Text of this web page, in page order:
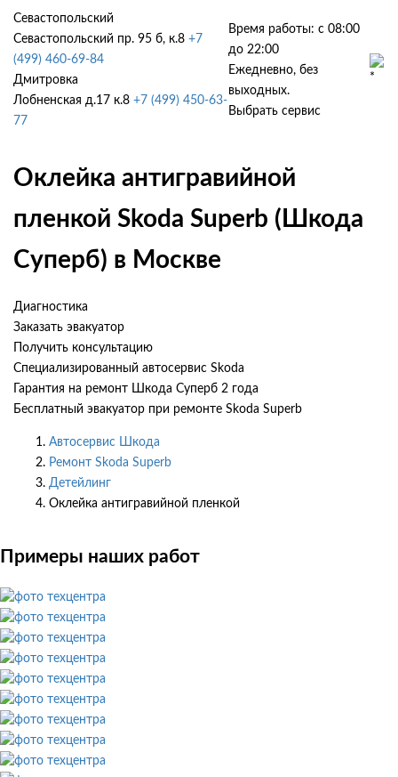
Севастопольский
Севастопольский пр. 95 б, к.8 +7
(499) 460-69-84
Дмитровка
Лобненская д.17 к.8 +7 (499) 450-63-
77
Время работы: с 08:00
до 22:00
Ежедневно, без
выходных.
Выбрать сервис
Оклейка антигравийной
пленкой Skoda Superb (Шкода
Суперб) в Москве
Диагностика
Заказать эвакуатор
Получить консультацию
Специализированный автосервис Skoda
Гарантия на ремонт Шкода Суперб 2 года
Бесплатный эвакуатор при ремонте Skoda Superb
Автосервис Шкода
Ремонт Skoda Superb
Детейлинг
Оклейка антигравийной пленкой
Примеры наших работ